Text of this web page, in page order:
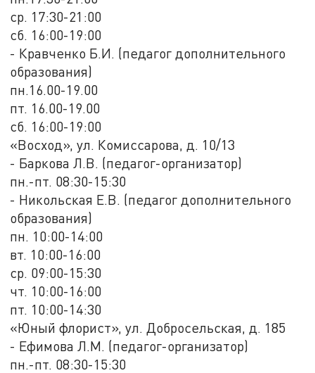
ср. 17:30-21:00
сб. 16:00-19:00
- Кравченко Б.И. (педагог дополнительного
образования)
пн.16.00-19.00
пт. 16.00-19.00
сб. 16:00-19:00
«Восход», ул. Комиссарова, д. 10/13
- Баркова Л.В. (педагог-организатор)
пн.-пт. 08:30-15:30
- Никольская Е.В. (педагог дополнительного
образования)
пн. 10:00-14:00
вт. 10:00-16:00
ср. 09:00-15:30
чт. 10:00-16:00
пт. 10:00-14:30
«Юный флорист», ул. Добросельская, д. 185
- Ефимова Л.М. (педагог-организатор)
пн.-пт. 08:30-15:30